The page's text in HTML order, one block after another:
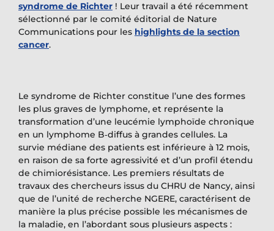
syndrome de Richter ! Leur travail a été récemment
sélectionné par le comité éditorial de Nature
Communications pour les highlights de la section
cancer.
Le syndrome de Richter constitue l’une des formes
les plus graves de lymphome, et représente la
transformation d’une leucémie lymphoïde chronique
en un lymphome B‐diffus à grandes cellules. La
survie médiane des patients est inférieure à 12 mois,
en raison de sa forte agressivité et d’un profil étendu
de chimiorésistance. Les premiers résultats de
travaux des chercheurs issus du CHRU de Nancy, ainsi
que de l’unité de recherche NGERE, caractérisent de
manière la plus précise possible les mécanismes de
la maladie, en l’abordant sous plusieurs aspects :